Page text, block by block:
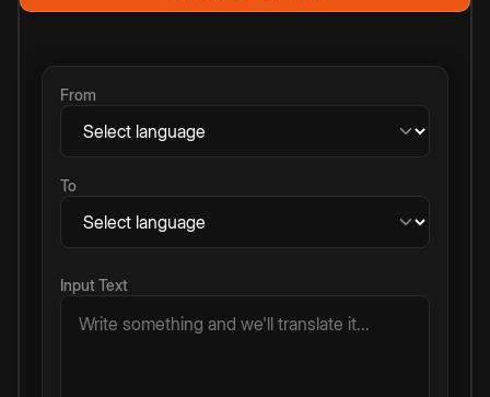
From
To
Input Text